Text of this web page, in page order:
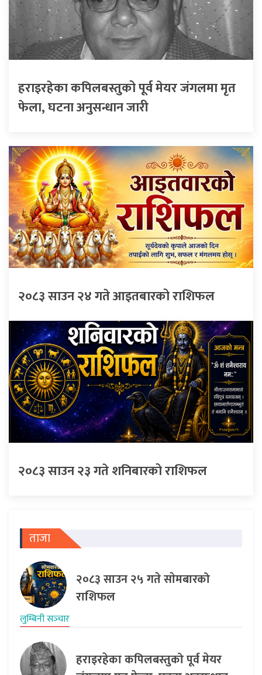
हराइरहेका कपिलबस्तुको पूर्व मेयर जंगलमा मृत
फेला, घटना अनुसन्धान जारी
२०८३ साउन २४ गते आइतबारको राशिफल
२०८३ साउन २३ गते शनिबारको राशिफल
ताजा
२०८३ साउन २५ गते साेमबारको
राशिफल
लुम्बिनी सञ्‍चार
हराइरहेका कपिलबस्तुको पूर्व मेयर